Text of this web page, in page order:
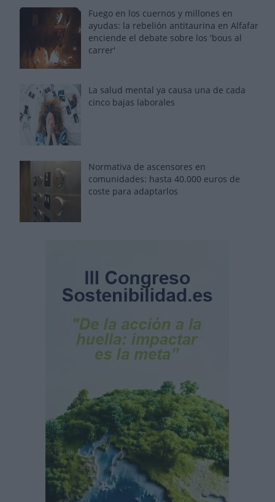
Fuego en los cuernos y millones en
ayudas: la rebelión antitaurina en Alfafar
enciende el debate sobre los 'bous al
carrer'
La salud mental ya causa una de cada
cinco bajas laborales
Normativa de ascensores en
comunidades: hasta 40.000 euros de
coste para adaptarlos